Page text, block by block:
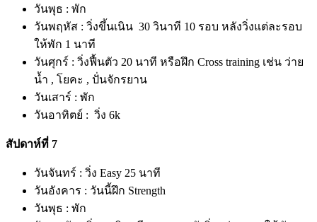
วันพุธ : พัก
วันพฤหัส : วิ่งขึ้นเนิน 30 วินาที 10 รอบ หลังวิ่งแต่ละรอบ
ให้พัก 1 นาที
วันศุกร์ : วิ่งฟื้นตัว 20 นาที หรือฝึก Cross training เช่น ว่าย
น้ำ , โยคะ , ปั่นจักรยาน
วันเสาร์ : พัก
วันอาทิตย์ : วิ่ง 6k
สัปดาห์ที่ 7
วันจันทร์ : วิ่ง Easy 25 นาที
วันอังคาร : วันนี้ฝึก Strength
วันพุธ : พัก